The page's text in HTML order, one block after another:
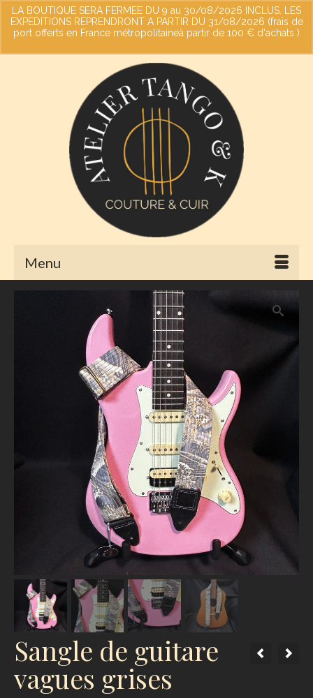
LA BOUTIQUE SERA FERMEE DU 9 au 30/08/2026 INCLUS. LES
EXPEDITIONS REPRENDRONT A PARTIR DU 31/08/2026 (frais de
port offerts en France métropolitaineà partir de 100 € d'achats )
Votre panier- 0,00€
Menu
Sangle de guitare
vagues grises